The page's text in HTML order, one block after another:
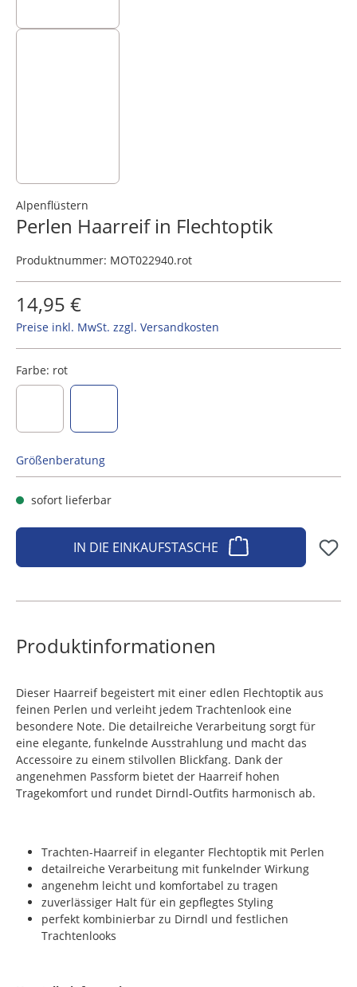
Alpenflüstern
Perlen Haarreif in Flechtoptik
Produktnummer: MOT022940.rot
14,95 €
Preise inkl. MwSt. zzgl. Versandkosten
Farbe: rot
Größenberatung
sofort lieferbar
IN DIE EINKAUFSTASCHE
Produktinformationen
Dieser Haarreif begeistert mit einer edlen Flechtoptik aus
feinen Perlen und verleiht jedem Trachtenlook eine
besondere Note. Die detailreiche Verarbeitung sorgt für
eine elegante, funkelnde Ausstrahlung und macht das
Accessoire zu einem stilvollen Blickfang. Dank der
angenehmen Passform bietet der Haarreif hohen
Tragekomfort und rundet Dirndl-Outfits harmonisch ab.
Trachten-Haarreif in eleganter Flechtoptik mit Perlen
detailreiche Verarbeitung mit funkelnder Wirkung
angenehm leicht und komfortabel zu tragen
zuverlässiger Halt für ein gepflegtes Styling
perfekt kombinierbar zu Dirndl und festlichen
Trachtenlooks